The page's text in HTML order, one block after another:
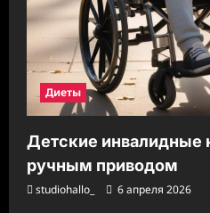
Диеты
Детские инвалидные
ручным приводом
studiohallo_ 6 апреля 2026